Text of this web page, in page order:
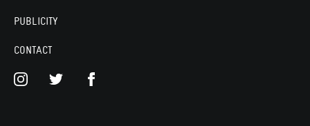
PUBLICITY
CONTACT